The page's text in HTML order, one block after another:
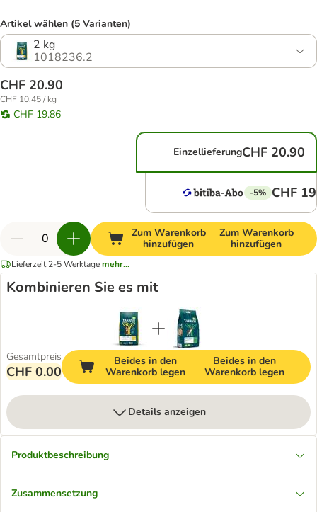
Artikel wählen (5 Varianten)
2 kg
1018236.2
CHF 20.90
CHF 10.45 / kg
CHF 19.86
EinzellieferungCHF 20.90
-5% CHF
Zum Warenkorb
hinzufügen
Zum Warenkorb
hinzufügen
Lieferzeit 2-5 Werktagemehr...
Kombinieren Sie es mit
Gesamtpreis
CHF 0.00
Beides in den
Warenkorb legen
Beides in den
Warenkorb legen
Details anzeigen
Produktbeschreibung
Zusammensetzung